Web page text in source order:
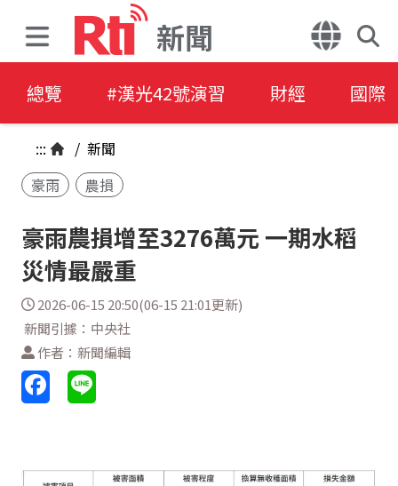
新聞
總覽 #漢光42號演習 財經 國際
::: / 新聞
豪雨
農損
豪雨農損增至3276萬元 一期水稻
災情最嚴重
2026-06-15 20:50(06-15 21:01更新)
新聞引據：中央社
作者：新聞編輯